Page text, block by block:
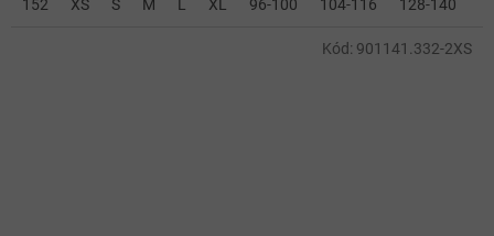
152 XS S M L XL 96-100 104-116 128-140
Kód: 901141.332-2XS